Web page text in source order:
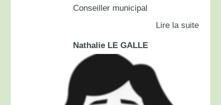
Conseiller municipal
Nathalie LE GALLE